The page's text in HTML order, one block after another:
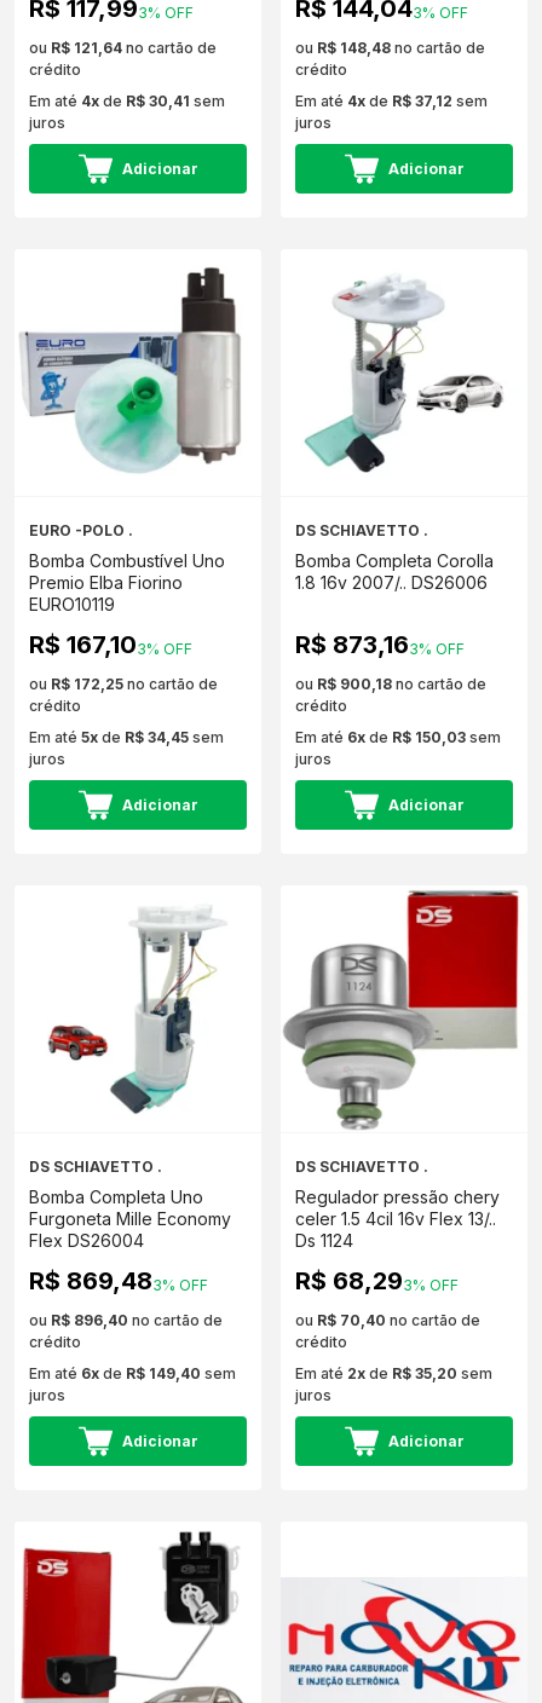
R$ 117,993% OFF
ou R$ 121,64 no cartão de
crédito
Em até 4x de R$ 30,41 sem
juros
Adicionar
R$ 144,043% OFF
ou R$ 148,48 no cartão de
crédito
Em até 4x de R$ 37,12 sem
juros
Adicionar
EURO -POLO .
Bomba Combustível Uno
Premio Elba Fiorino
EURO10119
R$ 167,103% OFF
ou R$ 172,25 no cartão de
crédito
Em até 5x de R$ 34,45 sem
juros
Adicionar
DS SCHIAVETTO .
Bomba Completa Corolla
1.8 16v 2007/.. DS26006
R$ 873,163% OFF
ou R$ 900,18 no cartão de
crédito
Em até 6x de R$ 150,03 sem
juros
Adicionar
DS SCHIAVETTO .
Bomba Completa Uno
Furgoneta Mille Economy
Flex DS26004
R$ 869,483% OFF
ou R$ 896,40 no cartão de
crédito
Em até 6x de R$ 149,40 sem
juros
Adicionar
DS SCHIAVETTO .
Regulador pressão chery
celer 1.5 4cil 16v Flex 13/..
Ds 1124
R$ 68,293% OFF
ou R$ 70,40 no cartão de
crédito
Em até 2x de R$ 35,20 sem
juros
Adicionar